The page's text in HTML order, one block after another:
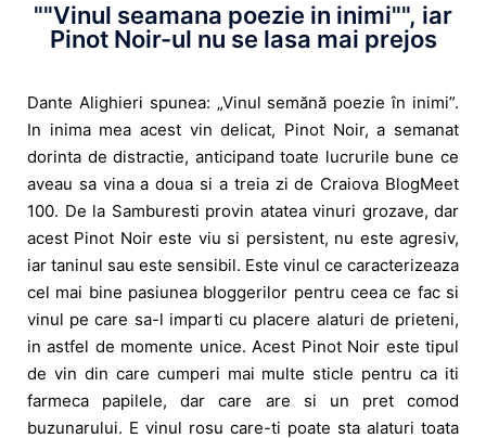
""Vinul seamana poezie in inimi"", iar
Pinot Noir-ul nu se lasa mai prejos
Dante Alighieri spunea: „Vinul semănă poezie în inimi”.
In inima mea acest vin delicat, Pinot Noir, a semanat
dorinta de distractie, anticipand toate lucrurile bune ce
aveau sa vina a doua si a treia zi de Craiova BlogMeet
100. De la Samburesti provin atatea vinuri grozave, dar
acest Pinot Noir este viu si persistent, nu este agresiv,
iar taninul sau este sensibil. Este vinul ce caracterizeaza
cel mai bine pasiunea bloggerilor pentru ceea ce fac si
vinul pe care sa-l imparti cu placere alaturi de prieteni,
in astfel de momente unice. Acest Pinot Noir este tipul
de vin din care cumperi mai multe sticle pentru ca iti
farmeca papilele, dar care are si un pret comod
buzunarului. E vinul rosu care-ti poate sta alaturi toata